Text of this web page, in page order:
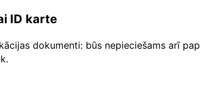
ID karte
dokumenti: būs nepieciešams arī